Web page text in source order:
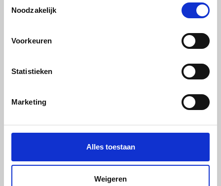
Noodzakelijk
Voorkeuren
Statistieken
Marketing
Alles toestaan
Weigeren
8mm